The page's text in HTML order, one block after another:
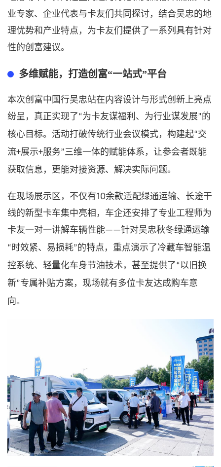
业专家、企业代表与卡友们共同探讨，结合吴忠的地
理优势和产业特点，为卡友们提供了一系列具有针对
性的创富建议。
多维赋能，打造创富“一站式”平台
本次创富中国行吴忠站在内容设计与形式创新上亮点
纷呈，真正实现了“为卡友谋福利、为行业谋发展”的
核心目标。活动打破传统行业会议模式，构建起“交
流+展示+服务”三维一体的赋能体系，让参会者既能
获取信息，更能对接资源、解决实际问题。
在现场展示区，不仅有10余款适配绿通运输、长途干
线的新型卡车集中亮相，车企还安排了专业工程师为
卡友一对一讲解车辆性能——针对吴忠秋冬绿通运输
“ 时效紧、易损耗”的特点，重点演示了冷藏车智能温
控系统、轻量化车身节油技术，甚至提供了“ 以旧换
新”专属补贴方案，现场就有多位卡友达成购车意
向。